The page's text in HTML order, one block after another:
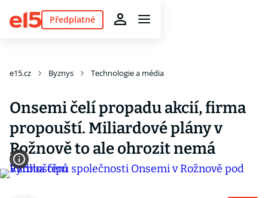
Předplatné
e15.cz Byznys Technologie a média
Onsemi čelí propadu akcií, firma
propouští. Miliardové plány v
Rožnově to ale ohrozit nemá